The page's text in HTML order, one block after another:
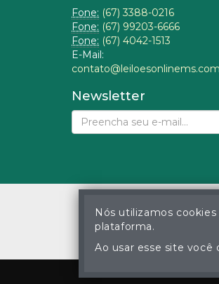
Fone: (67) 3388-0216
Fone: (67) 99203-6666
Fone: (67) 4042-1513
E-Mail:
Newsletter
Nós utilizamos
plataforma.
Ao usar esse site você